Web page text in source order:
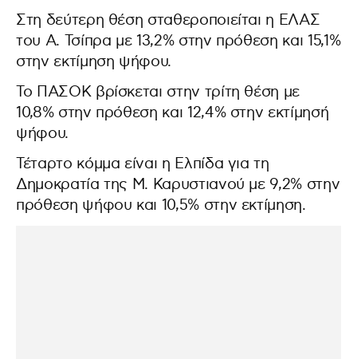
Στη δεύτερη θέση σταθεροποιείται η ΕΛΑΣ
του Α. Τσίπρα με 13,2% στην πρόθεση και 15,1%
στην εκτίμηση ψήφου.
Το ΠΑΣΟΚ βρίσκεται στην τρίτη θέση με
10,8% στην πρόθεση και 12,4% στην εκτίμησή
ψήφου.
Τέταρτο κόμμα είναι η Ελπίδα για τη
Δημοκρατία της Μ. Καρυστιανού με 9,2% στην
πρόθεση ψήφου και 10,5% στην εκτίμηση.